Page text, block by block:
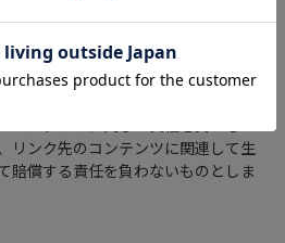
利用に起因し、ソフトウェアまた
その他の障害等により損害が発生し
の損害について責任を負いません。
リンク先のコンテンツに関連して生
賠償する責任を負わないものとしま